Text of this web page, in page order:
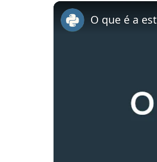
O que é a